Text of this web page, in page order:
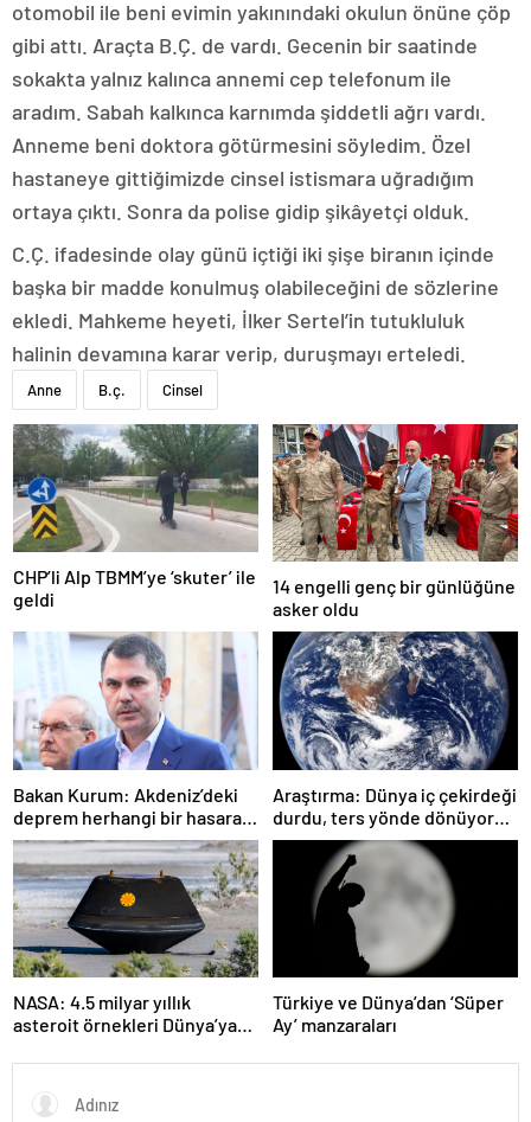
otomobil ile beni evimin yakınındaki okulun önüne çöp
gibi attı. Araçta B.Ç. de vardı. Gecenin bir saatinde
sokakta yalnız kalınca annemi cep telefonum ile
aradım. Sabah kalkınca karnımda şiddetli ağrı vardı.
Anneme beni doktora götürmesini söyledim. Özel
hastaneye gittiğimizde cinsel istismara uğradığım
ortaya çıktı. Sonra da polise gidip şikâyetçi olduk.
C.Ç. ifadesinde olay günü içtiği iki şişe biranın içinde
başka bir madde konulmuş olabileceğini de sözlerine
ekledi. Mahkeme heyeti, İlker Sertel’in tutukluluk
halinin devamına karar verip, duruşmayı erteledi.
Anne B.ç. Cinsel
CHP’li Alp TBMM’ye ‘skuter’ ile
geldi
14 engelli genç bir günlüğüne
asker oldu
Bakan Kurum: Akdeniz’deki
deprem herhangi bir hasara
neden olmadı
Araştırma: Dünya iç çekirdeği
durdu, ters yönde dönüyor
olabilir
NASA: 4.5 milyar yıllık
asteroit örnekleri Dünya’ya
başlangıcına ışık tutabilir
Türkiye ve Dünya’dan ‘Süper
Ay’ manzaraları